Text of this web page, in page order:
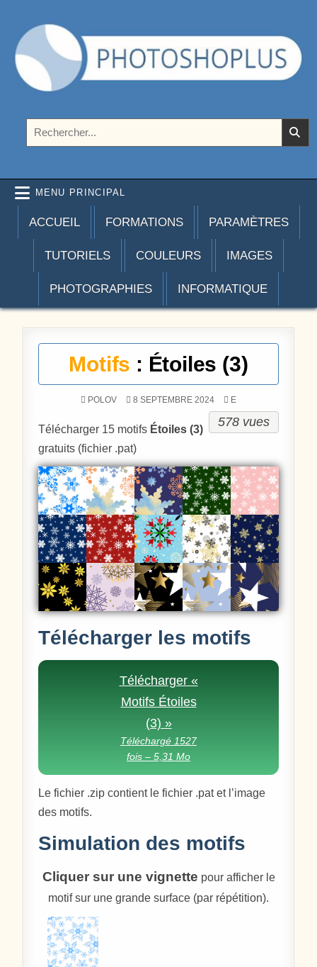
Photoshoplus
MENU PRINCIPAL
ACCUEIL FORMATIONS PARAMÈTRES
TUTORIELS COULEURS IMAGES
PHOTOGRAPHIES INFORMATIQUE
Motifs : Étoiles (3)
POLOV 8 SEPTEMBRE 2024 POSTÉ DANS
E
578 vues
Télécharger 15 motifs Étoiles (3)
gratuits (fichier .pat)
Télécharger les motifs
Télécharger «
Motifs Étoiles
(3) »
Téléchargé 1527
fois – 5,31 Mo
Le fichier .zip contient le fichier .pat et l’image
des motifs.
Simulation des motifs
Cliquer sur une vignette pour afficher le
motif sur une grande surface (par répétition).